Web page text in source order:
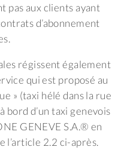
pas aux clients ayant
d’abonnement
régissent également
qui est proposé au
» (taxi hélé dans la rue
bord d’un taxi genevois
GENEVE S.A.® en
l’article 2.2 ci-après.